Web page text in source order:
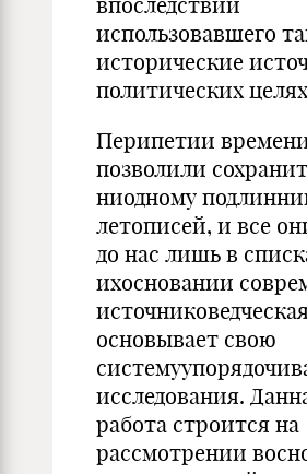
использовавшего
исторические
политических
Перипетии
позволили
ниодному
летописей, и все
до нас лишь в
ихосновании
основывает свою
исследования.
работа строится на
рассмотрении